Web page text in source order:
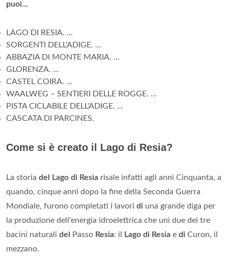
puoi...
LAGO DI RESIA. ...
SORGENTI DELL'ADIGE. ...
ABBAZIA DI MONTE MARIA. ...
GLORENZA. ...
CASTEL COIRA. ...
WAALWEG – SENTIERI DELLE ROGGE. ...
PISTA CICLABILE DELL'ADIGE. ...
CASCATA DI PARCINES.
Come si è creato il Lago di Resia?
La storia del Lago di Resia risale infatti agli anni Cinquanta, a
quando, cinque anni dopo la fine della Seconda Guerra
Mondiale, furono completati i lavori di una grande diga per
la produzione dell'energia idroelettrica che unì due dei tre
bacini naturali del Passo Resia: il Lago di Resia e di Curon, il
mezzano.